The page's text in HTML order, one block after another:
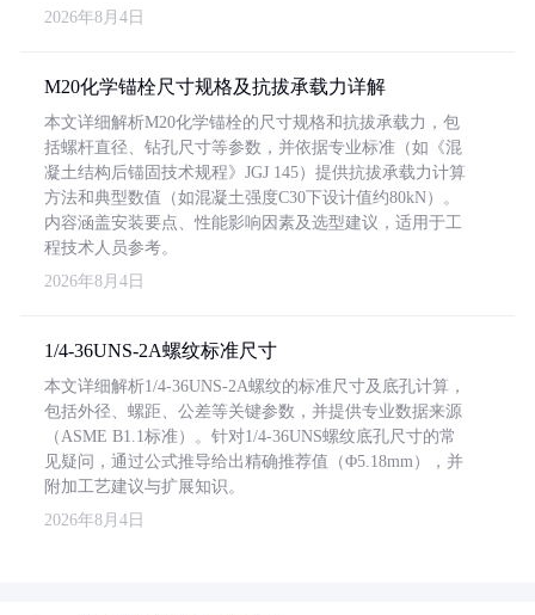
2026年8月4日
M20化学锚栓尺寸规格及抗拔承载力详解
本文详细解析M20化学锚栓的尺寸规格和抗拔承载力，包
括螺杆直径、钻孔尺寸等参数，并依据专业标准（如《混
凝土结构后锚固技术规程》JGJ 145）提供抗拔承载力计算
方法和典型数值（如混凝土强度C30下设计值约80kN）。
内容涵盖安装要点、性能影响因素及选型建议，适用于工
程技术人员参考。
2026年8月4日
1/4-36UNS-2A螺纹标准尺寸
本文详细解析1/4-36UNS-2A螺纹的标准尺寸及底孔计算，
包括外径、螺距、公差等关键参数，并提供专业数据来源
（ASME B1.1标准）。针对1/4-36UNS螺纹底孔尺寸的常
见疑问，通过公式推导给出精确推荐值（Φ5.18mm），并
附加工艺建议与扩展知识。
2026年8月4日